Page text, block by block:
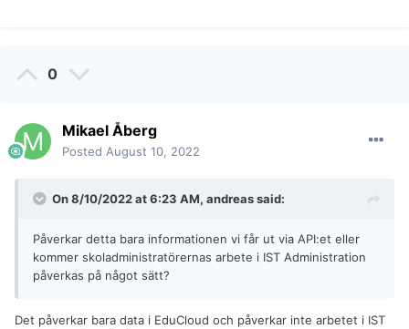
0
Mikael Åberg
Posted August 10, 2022
On 8/10/2022 at 6:23 AM, andreassaid:
Påverkar detta bara informationen vi får ut via API:et eller
kommer skoladministratörernas arbete i IST Administration
påverkas på något sätt?
Det påverkar bara data i EduCloud och påverkar inte arbetet i IST